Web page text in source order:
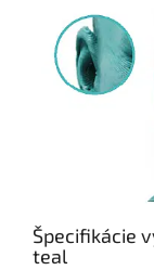
Špecifikácie
teal